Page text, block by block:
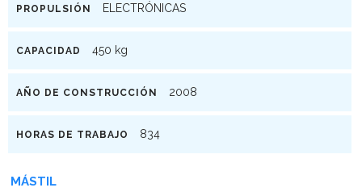
PROPULSIÓN ELECTRÓNICAS
CAPACIDAD 450 kg
AÑO DE CONSTRUCCIÓN 2008
HORAS DE TRABAJO 834
MÁSTIL